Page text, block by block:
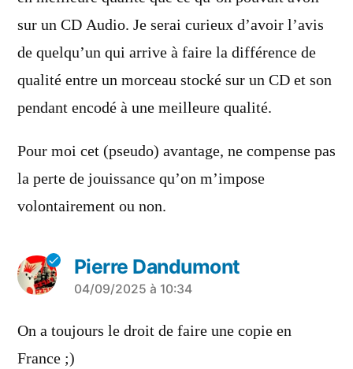
sur un CD Audio. Je serai curieux d’avoir l’avis
de quelqu’un qui arrive à faire la différence de
qualité entre un morceau stocké sur un CD et son
pendant encodé à une meilleure qualité.
Pour moi cet (pseudo) avantage, ne compense pas
la perte de jouissance qu’on m’impose
volontairement ou non.
Pierre Dandumont
a
dit :
04/09/2025 à 10:34
On a toujours le droit de faire une copie en
France ;)